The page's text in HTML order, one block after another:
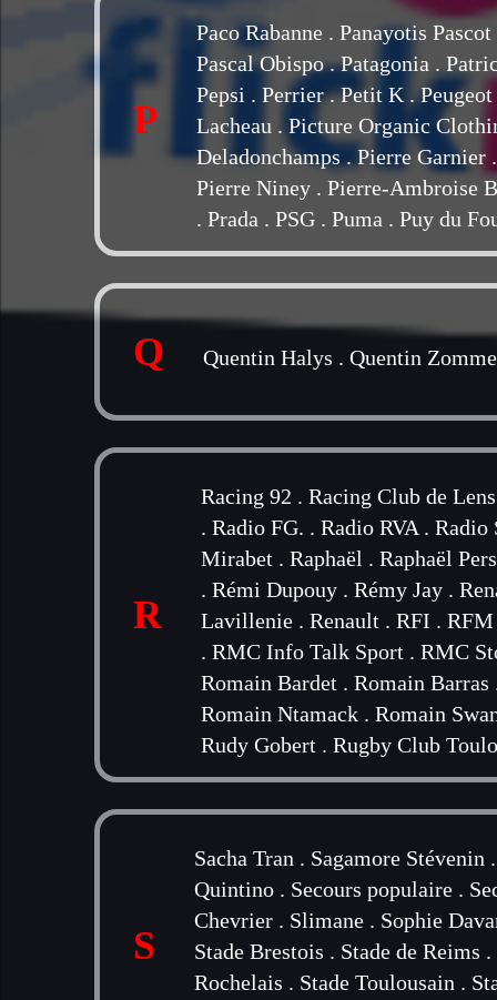
P
Paco Rabanne . Panayotis Pascot
Pascal Obispo.Patagonia .
Pepsi . Perrier.Petit K .Peugeot
Lacheau . Picture Organic
Deladonchamps . Pierre Garnier
Pierre Niney . Pierre-Ambroise
. Prada . PSG . Puma . Puy du
Q Quentin Halys . Quentin
R
Racing 92 . Racing Club de Lens
. Radio FG. . Radio RVA . Radio
Mirabet . Raphaël . Raphaël
. Rémi Dupouy . Rémy Jay .
Lavillenie . Renault . RFI . RFM
. RMC Info Talk Sport . RMC
Romain Bardet . Romain Barras
Romain Ntamack . Romain
Rudy Gobert . Rugby Club
S
Sacha Tran . Sagamore Stévenin
Quintino . Secours populaire .
Chevrier . Slimane . Sophie
Stade Brestois . Stade de Reims .
Rochelais . Stade Toulousain .